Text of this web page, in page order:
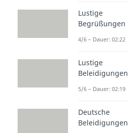
Lustige
Begrüßungen
4/6 – Dauer: 02:22
Lustige
Beleidigungen
5/6 – Dauer: 02:19
Deutsche
Beleidigungen